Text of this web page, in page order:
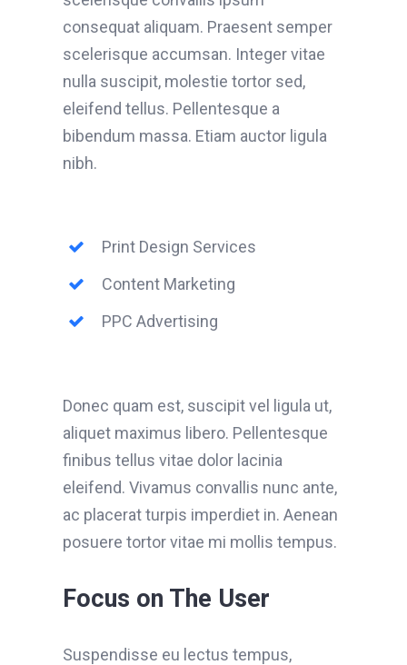
consequat aliquam. Praesent semper
scelerisque accumsan. Integer vitae
nulla suscipit, molestie tortor sed,
eleifend tellus. Pellentesque a
bibendum massa. Etiam auctor ligula
nibh.
Print Design Services
Content Marketing
PPC Advertising
Donec quam est, suscipit vel ligula ut,
aliquet maximus libero. Pellentesque
finibus tellus vitae dolor lacinia
eleifend. Vivamus convallis nunc ante,
ac placerat turpis imperdiet in. Aenean
posuere tortor vitae mi mollis tempus.
Focus on The User
Suspendisse eu lectus tempus,